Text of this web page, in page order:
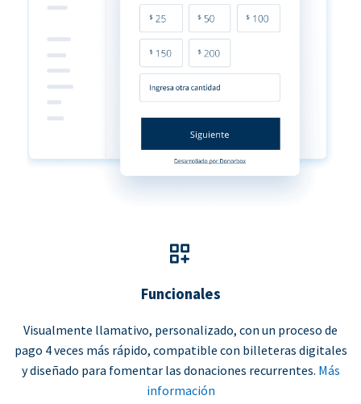
Funcionales
Visualmente llamativo, personalizado, con un proceso de
pago 4 veces más rápido, compatible con billeteras digitales
y diseñado para fomentar las donaciones recurrentes. Más
información